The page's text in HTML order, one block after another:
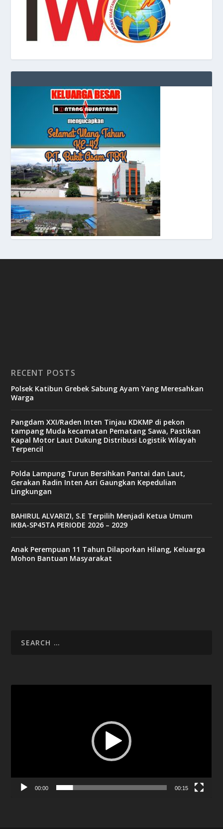
RECENT POSTS
Polsek Katibun Grebek Sabung Ayam Yang Meresahkan
Warga
Pangdam XXI/Raden Inten Tinjau KDKMP di pekon
tampang Muda kecamatan Pematang Sawa, Pastikan
Kapal Motor Laut Dukung Distribusi Logistik Wilayah
Terpencil
Polda Lampung Turun Bersihkan Pantai dan Laut,
Gerakan Radin Inten Asri Gaungkan Kepedulian
Lingkungan
BAHIRUL ALVARIZI, S.E Terpilih Menjadi Ketua Umum
IKBA-SP45TA PERIODE 2026 – 2029
Anak Perempuan 11 Tahun Dilaporkan Hilang, Keluarga
Mohon Bantuan Masyarakat
00:00 00:15